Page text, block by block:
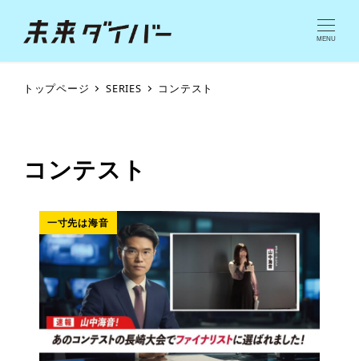
MENU
トップページ SERIES コンテスト
コンテスト
一寸先は海音